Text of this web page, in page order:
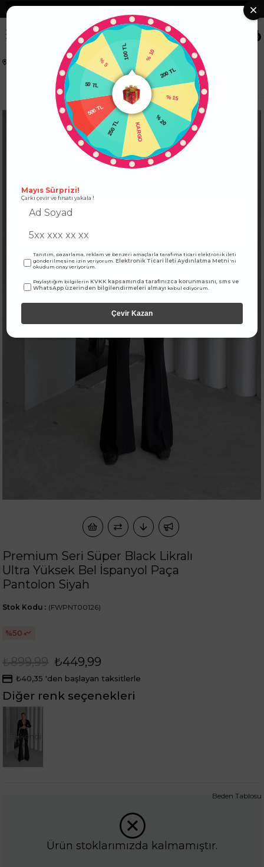
❯
0
ALT GİYİM PANTOLON
Premium Seri Süper Black Likralı Ultra Yüksek Bel İspanyol Paça Pantolon Siyah
Premium Seri Süper Black Likralı
Ultra Yüksek Bel İspanyol Paça
Pantolon Siyah
(FWPNT00126)
Stok Kodu
50
₺899,99 ₺449,99
₺40,35 'den başlayan taksitlerle
Diğer renk seçenekleri
Tükendi
Ürün stoklarımızda kalmamıştır.
Beden Tablosu
% 10
200 TL
% 20
250 TL
500 TL
50 TL
% 5
Mayıs Sürprizi!
Çarkı çevir ve fırsatı yakala !
Tanıtım, pazarlama, reklam ve benzeri amaçlarla tarafıma ticari elektronik ileti
gönderilmesine izin veriyorum.Elektronik Ticari İleti Aydınlatma Metni 'ni
okudum onay veriyorum.
Paylaştığım bilgilerinKVKK kapsamında tarafınızca korunmasını, sms ve
WhatsApp üzerinden bilgilendirmeleri almayı kabul ediyorum.
Çevir Kazan